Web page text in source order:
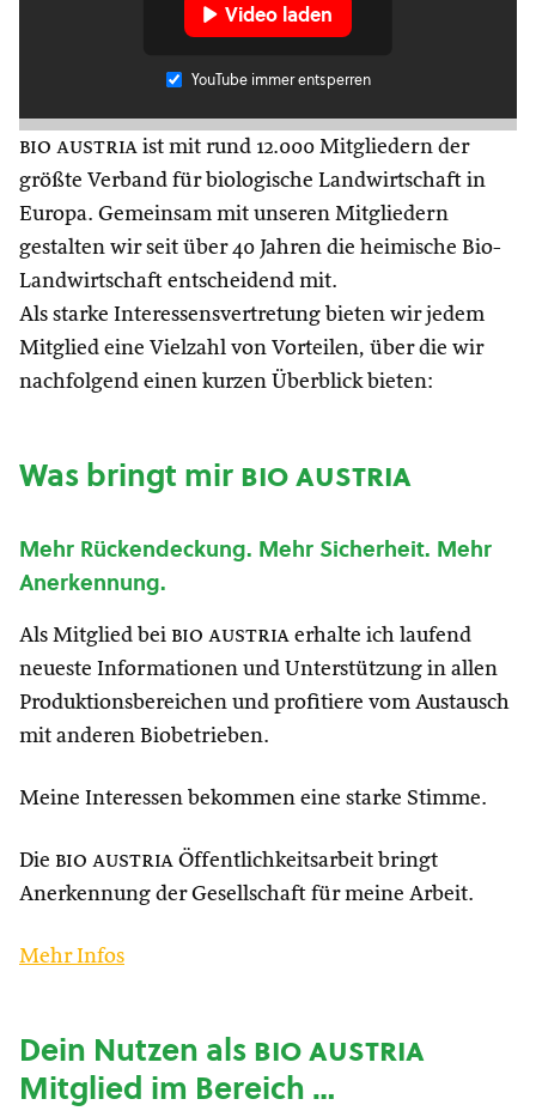
Video laden
YouTube immer entsperren
bio austria ist mit rund 12.000 Mitgliedern der
größte Verband für biologische Landwirtschaft in
Europa. Gemeinsam mit unseren Mitgliedern
gestalten wir seit über 40 Jahren die heimische Bio-
Landwirtschaft entscheidend mit.
Als starke Interessensvertretung bieten wir jedem
Mitglied eine Vielzahl von Vorteilen, über die wir
nachfolgend einen kurzen Überblick bieten:
Was bringt mirbio austria
Mehr Rückendeckung. Mehr Sicherheit. Mehr
Anerkennung.
Als Mitglied bei bio austria erhalte ich laufend
neueste Informationen und Unterstützung in allen
Produktionsbereichen und profitiere vom Austausch
mit anderen Biobetrieben.
Meine Interessen bekommen eine starke Stimme.
Die bio austria Öffentlichkeitsarbeit bringt
Anerkennung der Gesellschaft für meine Arbeit.
Mehr Infos
Dein Nutzen alsbio austria
Mitglied im Bereich …